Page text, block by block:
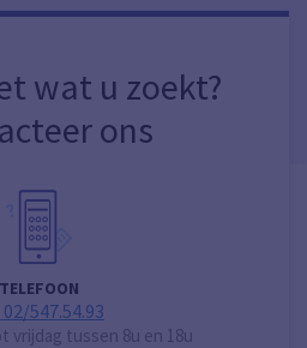
wat u zoekt?
ons
TELEFOON
547.54.93
vrijdag tussen 8u en 18u